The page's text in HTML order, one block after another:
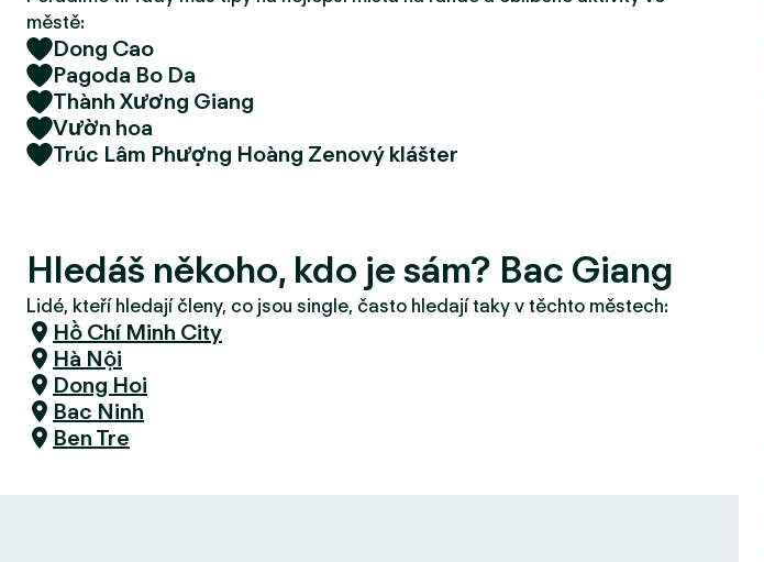
městě:
Dong Cao
Pagoda Bo Da
Thành Xương Giang
Vườn hoa
Trúc Lâm Phượng Hoàng Zenový klášter
Hledáš někoho, kdo je sám? Bac Giang
Lidé, kteří hledají členy, co jsou single, často hledají taky v těchto městech:
Hồ Chí Minh City
Hà Nội
Dong Hoi
Bac Ninh
Ben Tre